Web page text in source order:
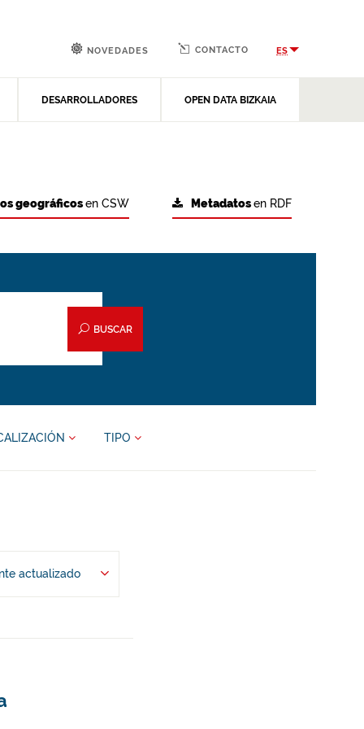
DESARROLLADORES OPEN DATA BIZKAIA
NOVEDADES CONTACTO ES
Metadatosen RDF
geográficosen CSW
BUSCAR
TIPO
actualizado